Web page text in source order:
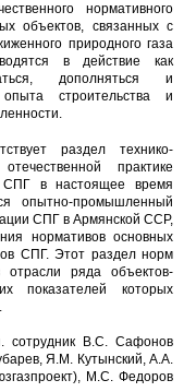
нормативного
объектов, связанных с
природного газа
в действие как
дополняться и
строительства и
раздел технико-
практике
СПГ в настоящее время
опытно-промышленный
СПГ в Армянской ССР,
нормативов основных
СПГ. Этот раздел норм
ряда объектов-
показателей которых
сотрудник В.С. Сафонов
Я.М. Кутынский, А.А.
М.С. Федоров